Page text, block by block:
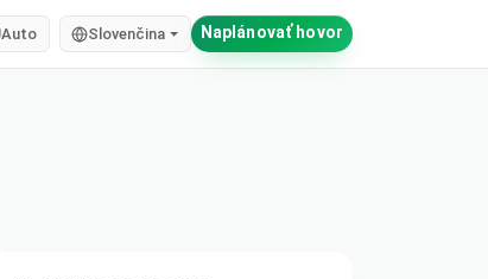
Auto Slovenčina Naplánovať hovor